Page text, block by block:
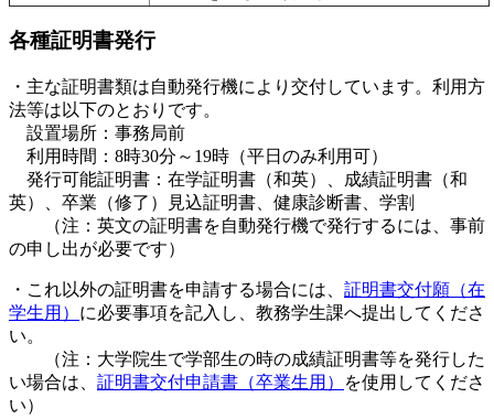
各種証明書発行
・主な証明書類は自動発行機により交付しています。利用方
法等は以下のとおりです。
設置場所：事務局前
利用時間：8時30分～19時（平日のみ利用可）
発行可能証明書：在学証明書（和英）、成績証明書（和
英）、卒業（修了）見込証明書、健康診断書、学割
（注：英文の証明書を自動発行機で発行するには、事前
の申し出が必要です）
・これ以外の証明書を申請する場合には、 証明書交付願（在
学生用） に必要事項を記入し、教務学生課へ提出してくださ
い。
（注：大学院生で学部生の時の成績証明書等を発行した
い場合は、 証明書交付申請書（卒業生用）
を使用してくださ
い）